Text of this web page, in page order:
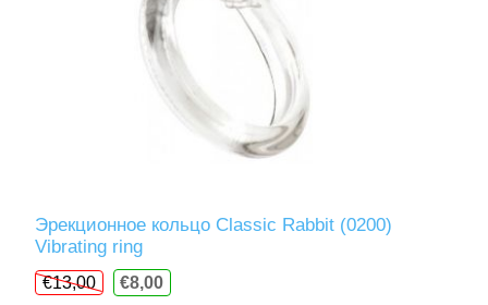
Эрекционное кольцо Classic Rabbit (0200)
Vibrating ring
€13,00 €8,00